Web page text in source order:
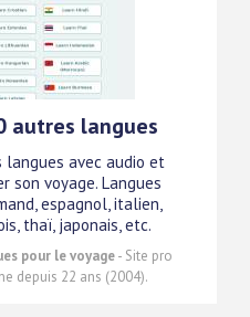
autres langues
langues avec audio et
son voyage. Langues
espagnol, italien,
thaï, japonais, etc.
pour le voyage- Site pro
depuis 22 ans (2004).